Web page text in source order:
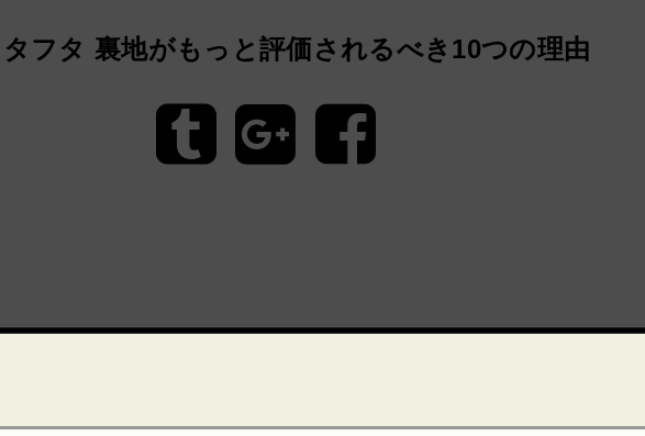
フタ 裏地がもっと評価されるべき10つの理由